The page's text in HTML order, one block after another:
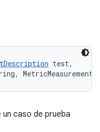
test,
caso de prueba